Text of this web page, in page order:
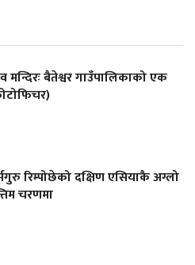
मन्दिरः बैतेश्वर गाउँपालिकाको एक
रिम्पोछेको दक्षिण एसियाकै अग्लो
चरणमा